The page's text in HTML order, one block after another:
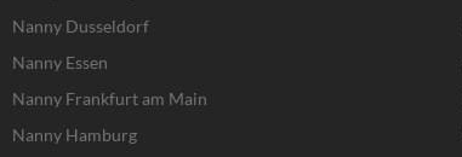
Nanny Dusseldorf
Nanny Essen
Nanny Frankfurt am Main
Nanny Hamburg